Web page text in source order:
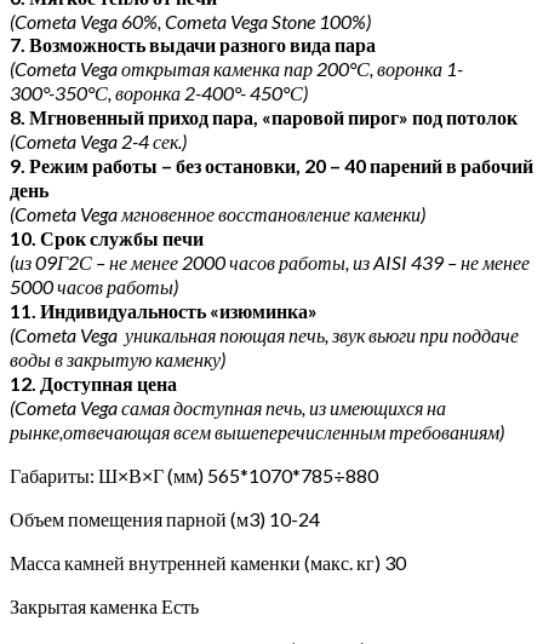
(Cometa Vega 60%, Cometa Vega Stone 100%)
7. Возможность выдачи разного вида пара
(Cometa Vega открытая каменка пар 200°С, воронка 1-
300°-350°С, воронка 2-400°- 450°С)
8. Мгновенный приход пара, «паровой пирог» под потолок
(Cometa Vega 2-4 сек.)
9. Режим работы – без остановки, 20 – 40 парений в рабочий
день
(Cometa Vega мгновенное восстановление каменки)
10. Срок службы печи
(из 09Г2С – не менее 2000 часов работы, из AISI 439 – не менее
5000 часов работы)
11. Индивидуальность «изюминка»
(Cometa Vega уникальная поющая печь, звук вьюги при поддаче
воды в закрытую каменку)
12. Доступная цена
(Cometa Vega самая доступная печь, из имеющихся на
рынке,отвечающая всем вышеперечисленным требованиям)
Габариты: Ш×В×Г (мм) 565*1070*785÷880
Объем помещения парной (м3) 10-24
Масса камней внутренней каменки (макс. кг) 30
Закрытая каменка Есть